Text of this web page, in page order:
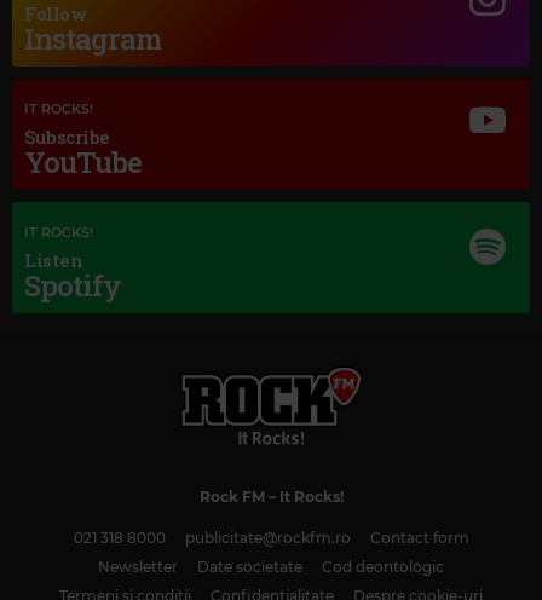
Follow
Instagram
IT ROCKS!
Subscribe
YouTube
IT ROCKS!
Listen
Spotify
Rock FM– It Rocks!
021 318 8000 publicitate@rockfm.ro
Contact form
Newsletter
Date societate
Cod deontologic
Termeni și condiții
Confidențialitate Despre cookie-uri